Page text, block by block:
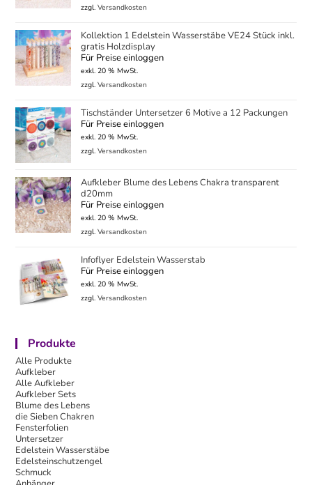
zzgl.Versandkosten
Kollektion 1 Edelstein Wasserstäbe VE24 Stück inkl.
gratis Holzdisplay
Für Preise einloggen
exkl. 20 % MwSt.
zzgl.Versandkosten
Tischständer Untersetzer 6 Motive a 12 Packungen
Für Preise einloggen
exkl. 20 % MwSt.
zzgl.Versandkosten
Aufkleber Blume des Lebens Chakra transparent
d20mm
Für Preise einloggen
exkl. 20 % MwSt.
zzgl.Versandkosten
Infoflyer Edelstein Wasserstab
Für Preise einloggen
exkl. 20 % MwSt.
zzgl.Versandkosten
Produkte
Alle Produkte
Aufkleber
Alle Aufkleber
Aufkleber Sets
Blume des Lebens
die Sieben Chakren
Fensterfolien
Untersetzer
Edelstein Wasserstäbe
Edelsteinschutzengel
Schmuck